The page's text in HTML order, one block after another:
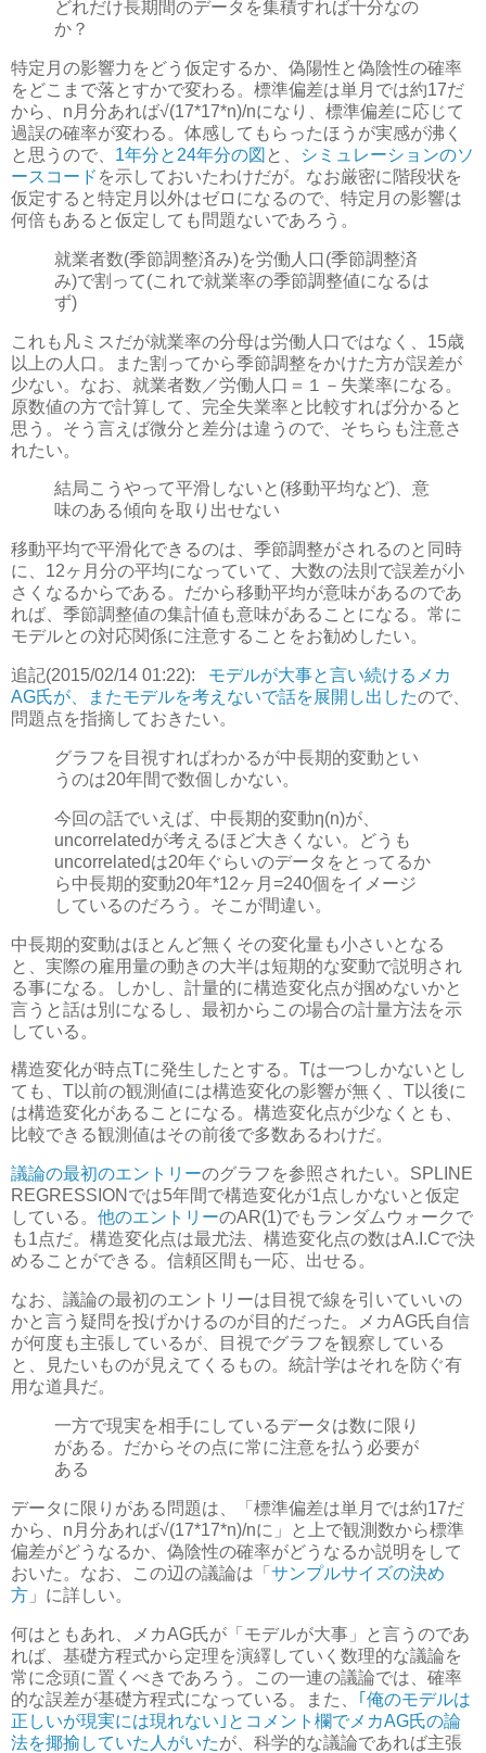
どれだけ長期間のデータを集積すれば十分なの
か？
特定月の影響力をどう仮定するか、偽陽性と偽陰性の確率
をどこまで落とすかで変わる。標準偏差は単月では約17だ
から、n月分あれば√(17*17*n)/nになり、標準偏差に応じて
過誤の確率が変わる。体感してもらったほうが実感が沸く
と思うので、 1年分と24年分の図 と、
シミュレーションのソ
ースコード を示しておいたわけだが。なお厳密に階段状を
仮定すると特定月以外はゼロになるので、特定月の影響は
何倍もあると仮定しても問題ないであろう。
就業者数(季節調整済み)を労働人口(季節調整済
み)で割って(これで就業率の季節調整値になるは
ず)
これも凡ミスだが就業率の分母は労働人口ではなく、15歳
以上の人口。また割ってから季節調整をかけた方が誤差が
少ない。なお、就業者数／労働人口＝１－失業率になる。
原数値の方で計算して、完全失業率と比較すれば分かると
思う。そう言えば微分と差分は違うので、そちらも注意さ
れたい。
結局こうやって平滑しないと(移動平均など)、意
味のある傾向を取り出せない
移動平均で平滑化できるのは、季節調整がされるのと同時
に、12ヶ月分の平均になっていて、大数の法則で誤差が小
さくなるからである。だから移動平均が意味があるのであ
れば、季節調整値の集計値も意味があることになる。常に
モデルとの対応関係に注意することをお勧めしたい。
追記(2015/02/14 01:22):
モデルが大事と言い続けるメカ
AG氏が、またモデルを考えないで話を展開し出したので、
問題点を指摘しておきたい。
グラフを目視すればわかるが中長期的変動とい
うのは20年間で数個しかない。
今回の話でいえば、中長期的変動η(n)が、
uncorrelatedが考えるほど大きくない。どうも
uncorrelatedは20年ぐらいのデータをとってるか
ら中長期的変動20年*12ヶ月=240個をイメージ
しているのだろう。そこが間違い。
中長期的変動はほとんど無くその変化量も小さいとなる
と、実際の雇用量の動きの大半は短期的な変動で説明され
る事になる。しかし、 計量的に構造変化点が掴めないかと
言うと話は別になるし、最初からこの場合の計量方法を示
している 。
構造変化が時点Tに発生したとする。Tは一つしかないとし
ても、T以前の観測値には構造変化の影響が無く、T以後に
は構造変化があることになる。構造変化点が少なくとも、
比較できる観測値はその前後で多数あるわけだ。
議論の最初のエントリーのグラフを参照されたい。SPLINE
REGRESSIONでは5年間で構造変化が1点しかないと仮定
している。 他のエントリーのAR(1)でもランダムウォークで
も1点だ。構造変化点は最尤法、構造変化点の数はA.I.Cで決
めることができる。信頼区間も一応、出せる。
なお、議論の最初のエントリーは目視で線を引いていいの
かと言う疑問を投げかけるのが目的だった。メカAG氏自信
が何度も主張しているが、目視でグラフを観察している
と、見たいものが見えてくるもの。統計学はそれを防ぐ有
用な道具だ。
一方で現実を相手にしているデータは数に限り
がある。だからその点に常に注意を払う必要が
ある
データに限りがある問題は、「標準偏差は単月では約17だ
から、n月分あれば√(17*17*n)/nに」と上で観測数から標準
偏差がどうなるか、偽陰性の確率がどうなるか説明をして
おいた。なお、この辺の議論は「 サンプルサイズの決め
方 」に詳しい。
何はともあれ、メカAG氏が「モデルが大事」と言うのであ
れば、基礎方程式から定理を演繹していく数理的な議論を
常に念頭に置くべきであろう。この一連の議論では、確率
的な誤差が基礎方程式になっている。また、
｢俺のモデルは
正しいが現実には現れない｣とコメント欄でメカAG氏の論
法を揶揄していた人がいたが、科学的な議論であれば主張